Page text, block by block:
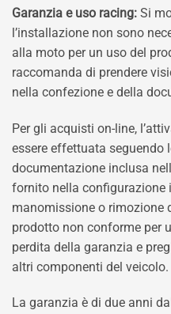
Garanzia e uso racing: Si
l’installazione non sono
alla moto per un uso del
raccomanda di prendere
nella confezione e della
Per gli acquisti on-line,
essere effettuata seguendo
documentazione inclusa
fornito nella configurazione
manomissione o rimozione
prodotto non conforme per
perdita della garanzia e
altri componenti del veicolo.
La garanzia è di due anni